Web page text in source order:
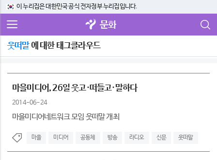
이 누리집은 대한민국 공식 전자정부 누리집입니다.
문화
웃떠말에 대한 태그클라우드
마을미디어, 26일 웃고·떠들고·말하다
2014-06-24
마을미디어네트워크 모임 웃떠말 개최
마을 미디어 공동체 방송 라디오 신문 웃떠말